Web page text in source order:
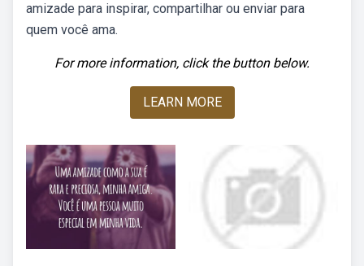
amizade para inspirar, compartilhar ou enviar para
quem você ama.
For more information, click the button below.
LEARN MORE